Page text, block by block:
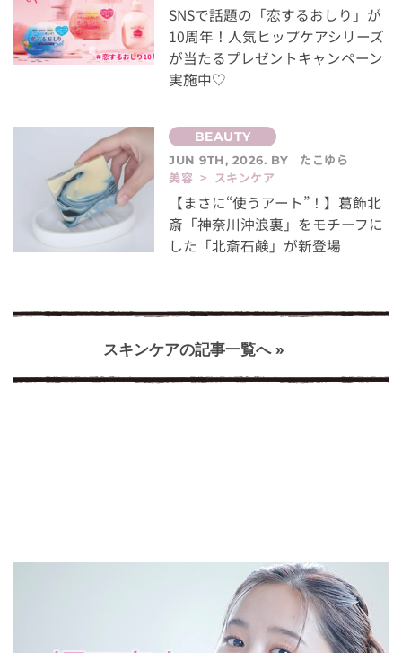
SNSで話題の「恋するおしり」が
10周年！人気ヒップケアシリーズ
が当たるプレゼントキャンペーン
実施中♡
JUN 9TH, 2026. BY
たこゆら
美容 > スキンケア
【まさに“使うアート”！】葛飾北
斎「神奈川沖浪裏」をモチーフに
した「北斎石鹸」が新登場
スキンケアの記事一覧へ »